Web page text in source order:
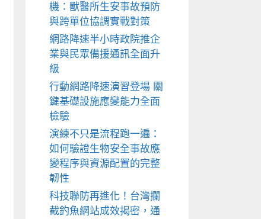
機：獸醫所生安事故預防
與跨單位協調實戰對策
網路降速半小時政院推企
業與民眾備援通訊全面升
級
行動網路降速演習登場 關
鍵基礎設施應變能力全面
檢驗
演練不只是流程跑一遍：
如何驗證生物安全事故應
變程序與資源配置的完整
韌性
科技聯防再進化！台灣攔
截釣魚網站成效揭密，通